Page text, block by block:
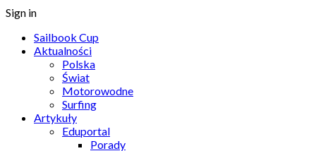
Sign in
Sailbook Cup
Aktualności
Polska
Świat
Motorowodne
Surfing
Artykuły
Eduportal
Porady